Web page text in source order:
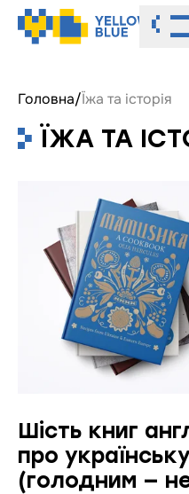
Головна/Їжа та історія
ЇЖА ТА
Шість книг
про
(голодним —